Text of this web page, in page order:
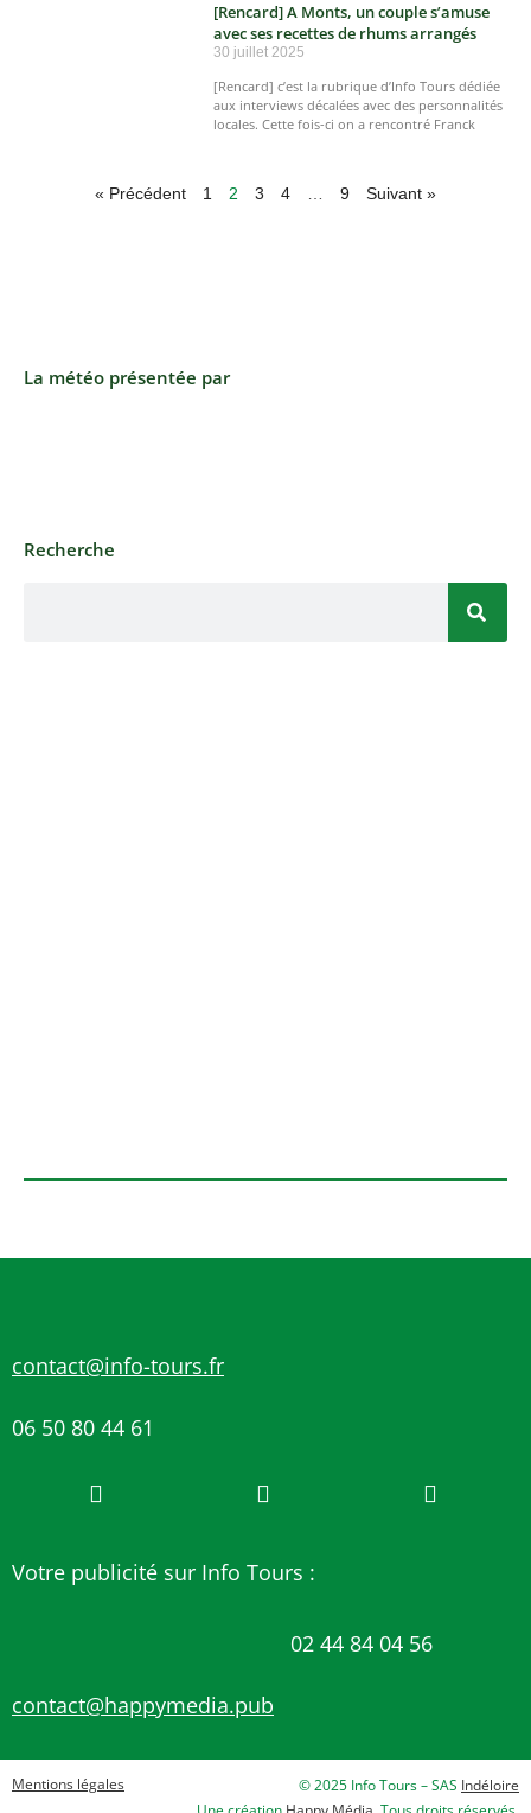
[Rencard] A Monts, un couple s’amuse
avec ses recettes de rhums arrangés
30 juillet 2025
[Rencard] c’est la rubrique d’Info Tours dédiée
aux interviews décalées avec des personnalités
locales. Cette fois-ci on a rencontré Franck
« Précédent 1 2 3 4 … 9 Suivant »
La météo présentée par
Recherche
contact@info-tours.fr
06 50 80 44 61
Votre publicité sur Info Tours :
02 44 84 04 56
contact@happymedia.pub
Mentions légales © 2025 Info Tours – SAS Indéloire